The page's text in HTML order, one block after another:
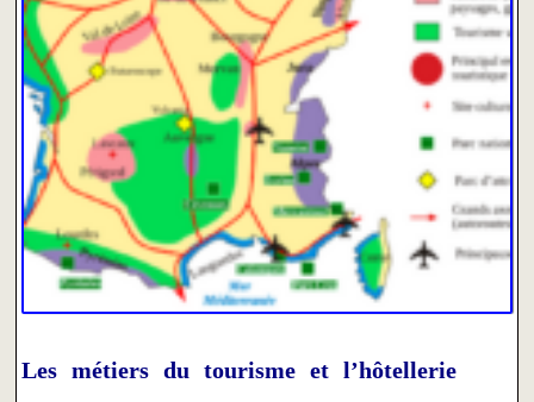
Les métiers du tourisme et l’hôtellerie